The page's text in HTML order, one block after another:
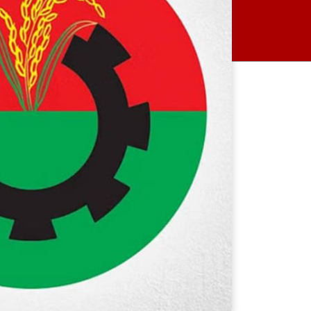
আজ ডিজিএফআইয়ের গোপন
বন্দিশালা জেআইসি পরিদর্শনে
যাচ্ছেন ট্রাইব্যুনাল